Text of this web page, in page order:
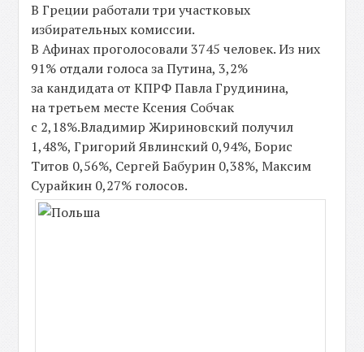
В Греции работали три участковых
избирательных комиссии.
В Афинах проголосовали 3745 человек. Из них
91% отдали голоса за Путина, 3,2%
за кандидата от КПРФ Павла Грудинина,
на третьем месте Ксения Собчак
с 2,18%.Владимир Жириновский получил
1,48%, Григорий Явлинский 0,94%, Борис
Титов 0,56%, Сергей Бабурин 0,38%, Максим
Сурайкин 0,27% голосов.